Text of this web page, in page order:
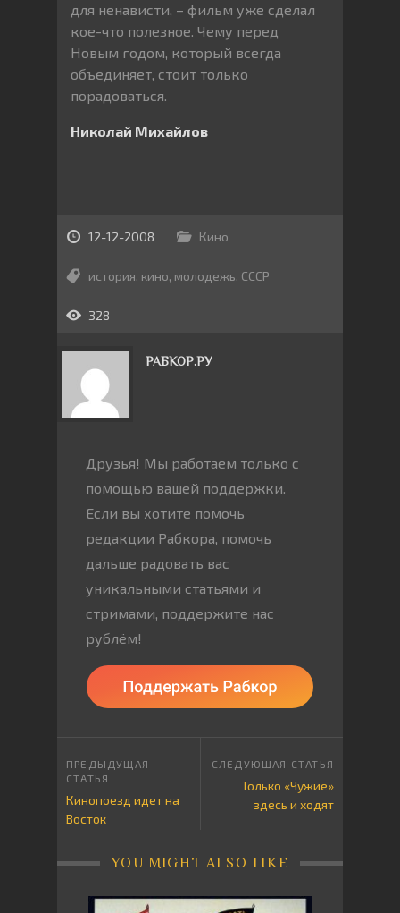
для ненависти, – фильм уже сделал
кое-что полезное. Чему перед
Новым годом, который всегда
объединяет, стоит только
порадоваться.
Николай Михайлов
12-12-2008 Кино
история, кино, молодежь, СССР
328
РАБКОР.РУ
Друзья! Мы работаем только с
помощью вашей поддержки.
Если вы хотите помочь
редакции Рабкора, помочь
дальше радовать вас
уникальными статьями и
стримами, поддержите нас
рублём!
Кинопоезд идет на
Восток
Только «Чужие»
здесь и ходят
YOU MIGHT ALSO LIKE